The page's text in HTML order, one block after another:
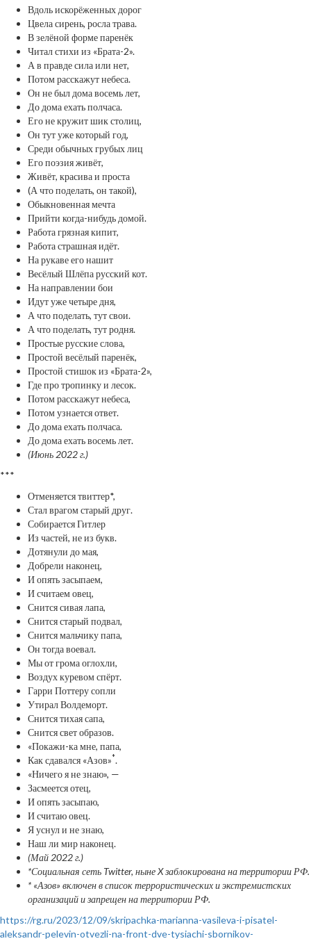
Вдоль искорёженных дорог
Цвела сирень, росла трава.
В зелёной форме паренёк
Читал стихи из «Брата-2».
А в правде сила или нет,
Потом расскажут небеса.
Он не был дома восемь лет,
До дома ехать полчаса.
Его не кружит шик столиц,
Он тут уже который год,
Среди обычных грубых лиц
Его поэзия живёт,
Живёт, красива и проста
(А что поделать, он такой),
Обыкновенная мечта
Прийти когда-нибудь домой.
Работа грязная кипит,
Работа страшная идёт.
На рукаве его нашит
Весёлый Шлёпа русский кот.
На направлении бои
Идут уже четыре дня,
А что поделать, тут свои.
А что поделать, тут родня.
Простые русские слова,
Простой весёлый паренёк,
Простой стишок из «Брата-2»,
Где про тропинку и лесок.
Потом расскажут небеса,
Потом узнается ответ.
До дома ехать полчаса.
До дома ехать восемь лет.
(Июнь 2022 г.)
***
Отменяется твиттер*,
Стал врагом старый друг.
Собирается Гитлер
Из частей, не из букв.
Дотянули до мая,
Добрели наконец,
И опять засыпаем,
И считаем овец,
Снится сивая лапа,
Снится старый подвал,
Снится мальчику папа,
Он тогда воевал.
Мы от грома оглохли,
Воздух куревом спёрт.
Гарри Поттеру сопли
Утирал Волдеморт.
Снится тихая сапа,
Снится свет образов.
«Покажи-ка мне, папа,
Как сдавался «Азов»*.
«Ничего я не знаю», —
Засмеется отец,
И опять засыпаю,
И считаю овец.
Я уснул и не знаю,
Наш ли мир наконец.
(Май 2022 г.)
*Социальная сеть Twitter, ныне X заблокирована на территории РФ.
* «Азов» включен в список террористических и экстремистских
организаций и запрещен на территории РФ.
https://rg.ru/2023/12/09/skripachka-marianna-vasileva-i-pisatel-
aleksandr-pelevin-otvezli-na-front-dve-tysiachi-sbornikov-